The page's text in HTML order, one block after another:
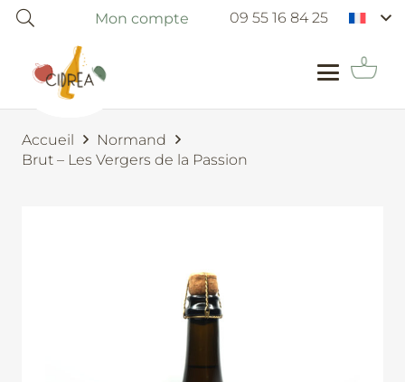
Mon compte 09 55 16 84 25
Accueil
Normand
Brut – Les Vergers de la Passion